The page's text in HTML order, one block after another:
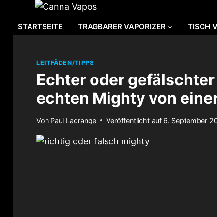
springen
STARTSEITE TRAGBARER VAPORIZER TISCH
LEITFÄDEN/TIPPS
Echter oder
echten Mighty von
Von Paul Lagrange Veröffentlicht auf 6. September